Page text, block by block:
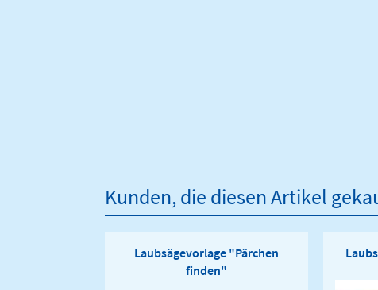
Kunden, die diesen Artikel
Laubsägevorlage "Pärchen
finden"